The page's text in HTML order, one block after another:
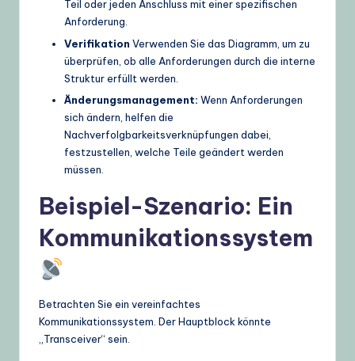
Teil oder jeden Anschluss mit einer spezifischen
Anforderung.
Verifikation Verwenden Sie das Diagramm, um zu
überprüfen, ob alle Anforderungen durch die interne
Struktur erfüllt werden.
Änderungsmanagement: Wenn Anforderungen
sich ändern, helfen die
Nachverfolgbarkeitsverknüpfungen dabei,
festzustellen, welche Teile geändert werden
müssen.
Beispiel-Szenario: Ein
Kommunikationssystem
Betrachten Sie ein vereinfachtes
Kommunikationssystem. Der Hauptblock könnte
„Transceiver“ sein.